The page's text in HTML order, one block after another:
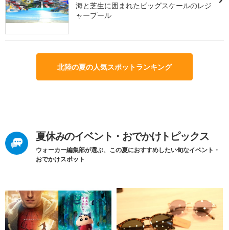
海と芝生に囲まれたビッグスケールのレジ
ャープール
北陸の夏の人気スポットランキング
夏休みのイベント・おでかけトピックス
ウォーカー編集部が選ぶ、この夏におすすめしたい旬なイベント・
おでかけスポット